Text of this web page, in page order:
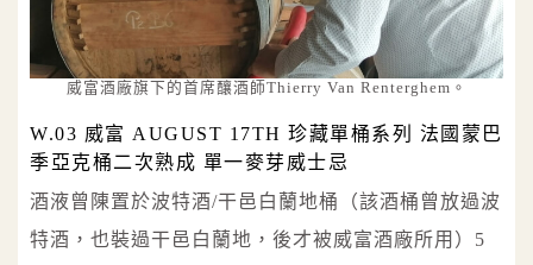
威富酒廠旗下的首席釀酒師Thierry Van Renterghem。
W.03 威富 AUGUST 17TH 珍藏單桶系列 法國蒙巴
季亞克桶二次熟成 單一麥芽威士忌
酒液曾陳置於波特酒/干邑白蘭地桶（該酒桶曾放過波
特酒，也裝過干邑白蘭地，後才被威富酒廠所用）5